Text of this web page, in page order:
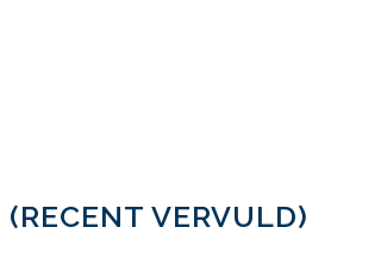
VERVULD)